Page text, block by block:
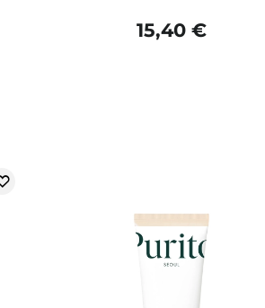
15,40 €